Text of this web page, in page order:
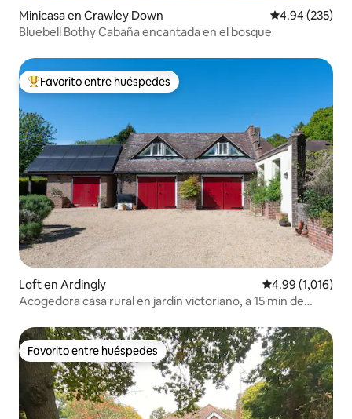
Minicasa en Crawley Down Calificación
4.94 (235)
Bluebell Bothy Cabaña encantada en el bosque
De los mejores en Favorito entre huéspedes
Favorito entre huéspedes
Loft en Ardingly Calificación
4.99 (1,016)
Acogedora casa rural en jardín victoriano, a 15 min de
Favorito entre huéspedes
Favorito entre huéspedes